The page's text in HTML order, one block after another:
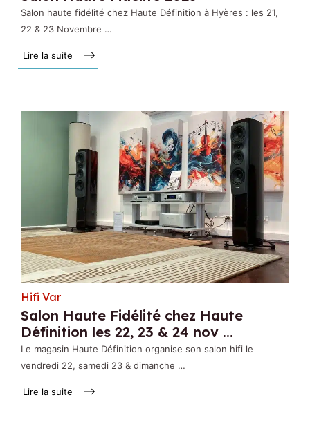
Salon haute fidélité chez Haute Définition à Hyères : les 21,
22 & 23 Novembre …
Lire la suite »
Hifi Var
Salon Haute Fidélité chez Haute
Définition les 22, 23 & 24 nov ...
Le magasin Haute Définition organise son salon hifi le
vendredi 22, samedi 23 & dimanche …
Lire la suite »